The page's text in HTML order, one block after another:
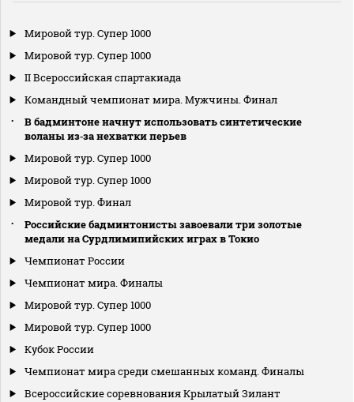
Мировой тур. Супер 1000
Мировой тур. Супер 1000
II Всероссийская спартакиада
Командный чемпионат мира. Мужчины. Финал
В бадминтоне начнут использовать синтетические
воланы из‑за нехватки перьев
Мировой тур. Супер 1000
Мировой тур. Супер 1000
Мировой тур. Финал
Российские бадминтонисты завоевали три золотые
медали на Сурдлимипийских играх в Токио
Чемпионат России
Чемпионат мира. Финалы
Мировой тур. Супер 1000
Мировой тур. Супер 1000
Кубок России
Чемпионат мира среди смешанных команд. Финалы
Всероссийские соревнования Крылатый Зилант